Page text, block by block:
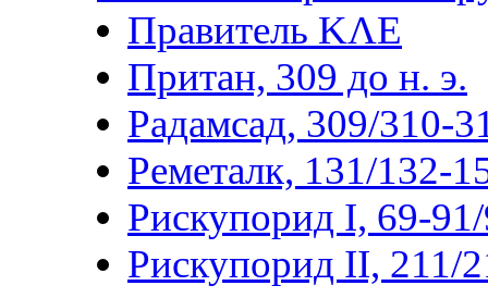
Правитель ΚΛΕ
Притан, 309 до н. э.
Радамсад, 309/310-
Реметалк, 131/132-
Рискупорид I, 69-91/
Рискупорид II, 211/